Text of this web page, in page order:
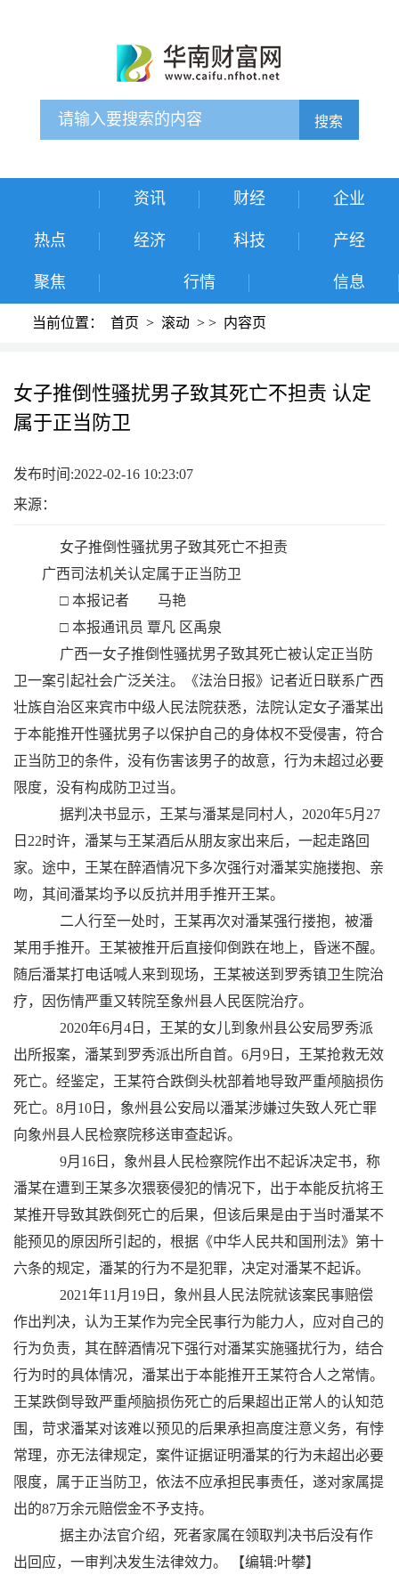
搜索
资讯 财经 企业
热点 经济 科技 产经
聚焦 行情 信息
当前位置： 首页 > 滚动 > > 内容页
女子推倒性骚扰男子致其死亡不担责 认定
属于正当防卫
发布时间:2022-02-16 10:23:07
来源：
女子推倒性骚扰男子致其死亡不担责
广西司法机关认定属于正当防卫
□ 本报记者 马艳
□ 本报通讯员 覃凡 区禹泉
广西一女子推倒性骚扰男子致其死亡被认定正当防
卫一案引起社会广泛关注。《法治日报》记者近日联系广西
壮族自治区来宾市中级人民法院获悉，法院认定女子潘某出
于本能推开性骚扰男子以保护自己的身体权不受侵害，符合
正当防卫的条件，没有伤害该男子的故意，行为未超过必要
限度，没有构成防卫过当。
据判决书显示，王某与潘某是同村人，2020年5月27
日22时许，潘某与王某酒后从朋友家出来后，一起走路回
家。途中，王某在醉酒情况下多次强行对潘某实施搂抱、亲
吻，其间潘某均予以反抗并用手推开王某。
二人行至一处时，王某再次对潘某强行搂抱，被潘
某用手推开。王某被推开后直接仰倒跌在地上，昏迷不醒。
随后潘某打电话喊人来到现场，王某被送到罗秀镇卫生院治
疗，因伤情严重又转院至象州县人民医院治疗。
2020年6月4日，王某的女儿到象州县公安局罗秀派
出所报案，潘某到罗秀派出所自首。6月9日，王某抢救无效
死亡。经鉴定，王某符合跌倒头枕部着地导致严重颅脑损伤
死亡。8月10日，象州县公安局以潘某涉嫌过失致人死亡罪
向象州县人民检察院移送审查起诉。
9月16日，象州县人民检察院作出不起诉决定书，称
潘某在遭到王某多次猥亵侵犯的情况下，出于本能反抗将王
某推开导致其跌倒死亡的后果，但该后果是由于当时潘某不
能预见的原因所引起的，根据《中华人民共和国刑法》第十
六条的规定，潘某的行为不是犯罪，决定对潘某不起诉。
2021年11月19日，象州县人民法院就该案民事赔偿
作出判决，认为王某作为完全民事行为能力人，应对自己的
行为负责，其在醉酒情况下强行对潘某实施骚扰行为，结合
行为时的具体情况，潘某出于本能推开王某符合人之常情。
王某跌倒导致严重颅脑损伤死亡的后果超出正常人的认知范
围，苛求潘某对该难以预见的后果承担高度注意义务，有悖
常理，亦无法律规定，案件证据证明潘某的行为未超出必要
限度，属于正当防卫，依法不应承担民事责任，遂对家属提
出的87万余元赔偿金不予支持。
据主办法官介绍，死者家属在领取判决书后没有作
出回应，一审判决发生法律效力。
【编辑:叶攀】